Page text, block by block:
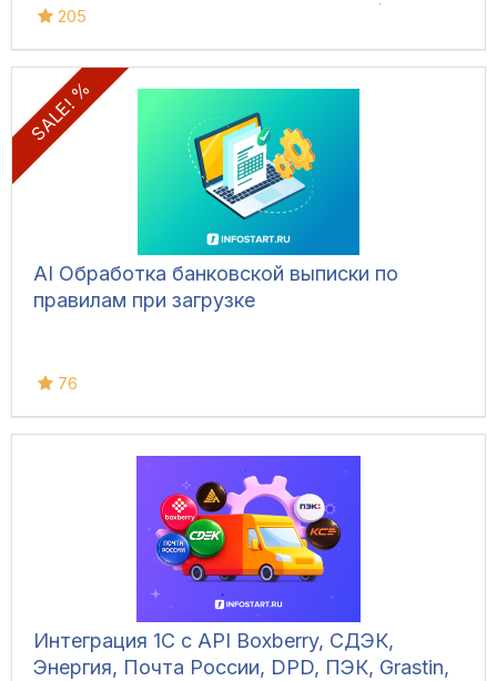
питьевой воды, велосипедов и шин)
205
SALE! %
AI Обработка банковской выписки по
правилам при загрузке
76
Интеграция 1С с API Boxberry, СДЭК,
Энергия, Почта России, DPD, ПЭК, Grastin,